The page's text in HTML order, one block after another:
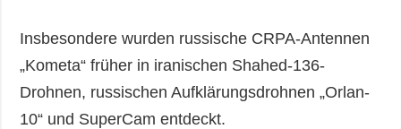
Insbesondere wurden russische CRPA-Antennen
„Kometa“ früher in iranischen Shahed-136-
Drohnen, russischen Aufklärungsdrohnen „Orlan-
10“ und SuperCam entdeckt.